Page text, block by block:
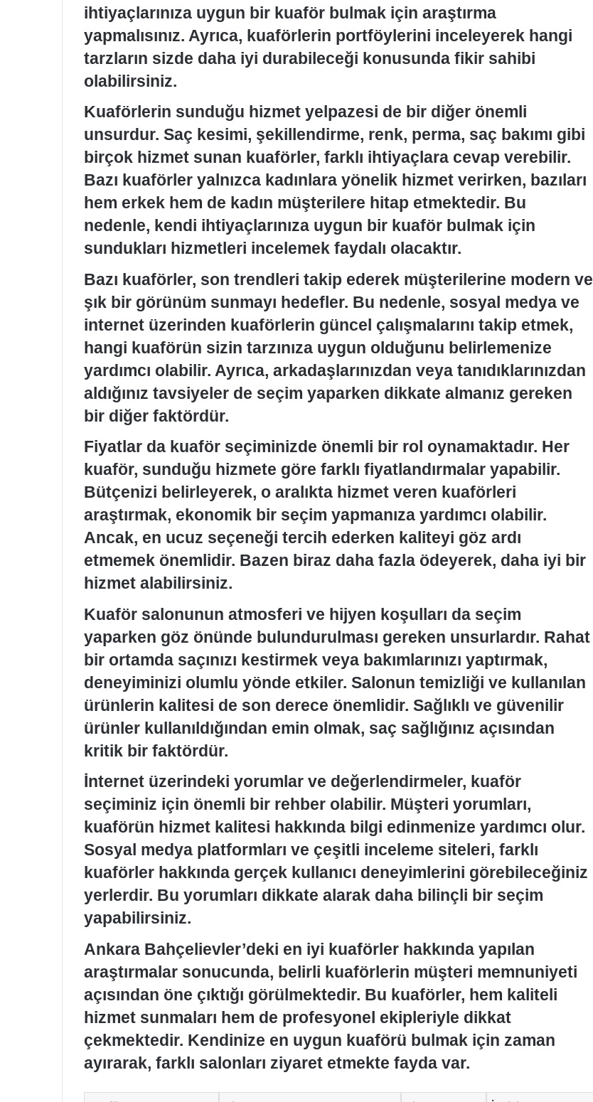
ihtiyaçlarınıza uygun bir kuaför bulmak için araştırma
yapmalısınız. Ayrıca, kuaförlerin portföylerini inceleyerek hangi
tarzların sizde daha iyi durabileceği konusunda fikir sahibi
olabilirsiniz.
Kuaförlerin sunduğu hizmet yelpazesi de bir diğer önemli
unsurdur. Saç kesimi, şekillendirme, renk, perma, saç bakımı gibi
birçok hizmet sunan kuaförler, farklı ihtiyaçlara cevap verebilir.
Bazı kuaförler yalnızca kadınlara yönelik hizmet verirken, bazıları
hem erkek hem de kadın müşterilere hitap etmektedir. Bu
nedenle, kendi ihtiyaçlarınıza uygun bir kuaför bulmak için
sundukları hizmetleri incelemek faydalı olacaktır.
Bazı kuaförler, son trendleri takip ederek müşterilerine modern ve
şık bir görünüm sunmayı hedefler. Bu nedenle, sosyal medya ve
internet üzerinden kuaförlerin güncel çalışmalarını takip etmek,
hangi kuaförün sizin tarzınıza uygun olduğunu belirlemenize
yardımcı olabilir. Ayrıca, arkadaşlarınızdan veya tanıdıklarınızdan
aldığınız tavsiyeler de seçim yaparken dikkate almanız gereken
bir diğer faktördür.
Fiyatlar da kuaför seçiminizde önemli bir rol oynamaktadır. Her
kuaför, sunduğu hizmete göre farklı fiyatlandırmalar yapabilir.
Bütçenizi belirleyerek, o aralıkta hizmet veren kuaförleri
araştırmak, ekonomik bir seçim yapmanıza yardımcı olabilir.
Ancak, en ucuz seçeneği tercih ederken kaliteyi göz ardı
etmemek önemlidir. Bazen biraz daha fazla ödeyerek, daha iyi bir
hizmet alabilirsiniz.
Kuaför salonunun atmosferi ve hijyen koşulları da seçim
yaparken göz önünde bulundurulması gereken unsurlardır. Rahat
bir ortamda saçınızı kestirmek veya bakımlarınızı yaptırmak,
deneyiminizi olumlu yönde etkiler. Salonun temizliği ve kullanılan
ürünlerin kalitesi de son derece önemlidir. Sağlıklı ve güvenilir
ürünler kullanıldığından emin olmak, saç sağlığınız açısından
kritik bir faktördür.
İnternet üzerindeki yorumlar ve değerlendirmeler, kuaför
seçiminiz için önemli bir rehber olabilir. Müşteri yorumları,
kuaförün hizmet kalitesi hakkında bilgi edinmenize yardımcı olur.
Sosyal medya platformları ve çeşitli inceleme siteleri, farklı
kuaförler hakkında gerçek kullanıcı deneyimlerini görebileceğiniz
yerlerdir. Bu yorumları dikkate alarak daha bilinçli bir seçim
yapabilirsiniz.
Ankara Bahçelievler’deki en iyi kuaförler hakkında yapılan
araştırmalar sonucunda, belirli kuaförlerin müşteri memnuniyeti
açısından öne çıktığı görülmektedir. Bu kuaförler, hem kaliteli
hizmet sunmaları hem de profesyonel ekipleriyle dikkat
çekmektedir. Kendinize en uygun kuaförü bulmak için zaman
ayırarak, farklı salonları ziyaret etmekte fayda var.